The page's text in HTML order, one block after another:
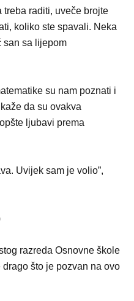
treba raditi, uveče brojte
koliko ste spavali. Neka
san sa lijepom
su nam poznati i
da su ovakva
ljubavi prema
Uvijek sam je volio”,
razreda Osnovne škole
drago što je pozvan na ovo